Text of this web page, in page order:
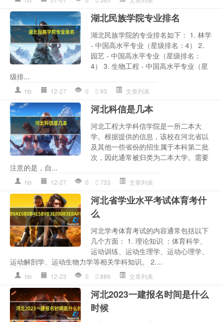
湖北民族学院专业排名
湖北民族学院的专业排名如下： 1. 林学
- 中国高水平专业（星级排名：4） 2.
园艺 - 中国高水平专业（星级排名：
4） 3. 生物工程 - 中国高水平专业（星
级排...
hb 12-27 0 93 文章列表
河北科信是几本
河北工程大学科信学院是一所二本大
学。根据提供的信息，该校在河北省以
及其他一些省份的招生属于本科第二批
次，因此通常被归类为二本大学。需要
注意的是，自...
hb 12-27 0 733 文章列表
河北省学业水平考试体育考什
么
河北学考体育考试的内容通常包括以下
几个方面： 1. 理论知识 ：体育科学、
运动训练、运动生理学、运动心理学、
运动解剖学、运动生物力学等相关学科知识。 2....
hb 12-23 0 889 文章列表
河北2023一建报名时间是什么
时候